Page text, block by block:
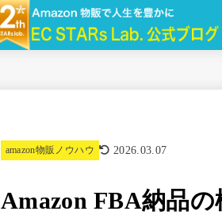
amazon物販ノウハウ 2026.03.07
Amazon FBA納品